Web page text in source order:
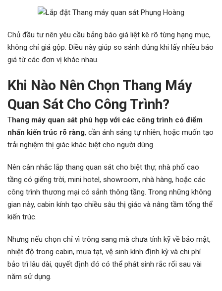
Chủ đầu tư nên yêu cầu bảng báo giá liệt kê rõ từng hạng mục,
không chỉ giá gộp. Điều này giúp so sánh đúng khi lấy nhiều báo
giá từ các đơn vị khác nhau.
Khi Nào Nên Chọn Thang Máy
Quan Sát Cho Công Trình?
Thang máy quan sát phù hợp với các công trình có điểm
nhấn kiến trúc rõ ràng, cần ánh sáng tự nhiên, hoặc muốn tạo
trải nghiệm thị giác khác biệt cho người dùng.
Nên cân nhắc lắp thang quan sát cho biệt thự, nhà phố cao
tầng có giếng trời, mini hotel, showroom, nhà hàng, hoặc các
công trình thương mại có sảnh thông tầng. Trong những không
gian này, cabin kính tạo chiều sâu thị giác và nâng tầm tổng thể
kiến trúc.
Nhưng nếu chọn chỉ vì trông sang mà chưa tính kỹ về bảo mật,
nhiệt độ trong cabin, mưa tạt, vệ sinh kính định kỳ và chi phí
bảo trì lâu dài, quyết định đó có thể phát sinh rắc rối sau vài
năm sử dụng.